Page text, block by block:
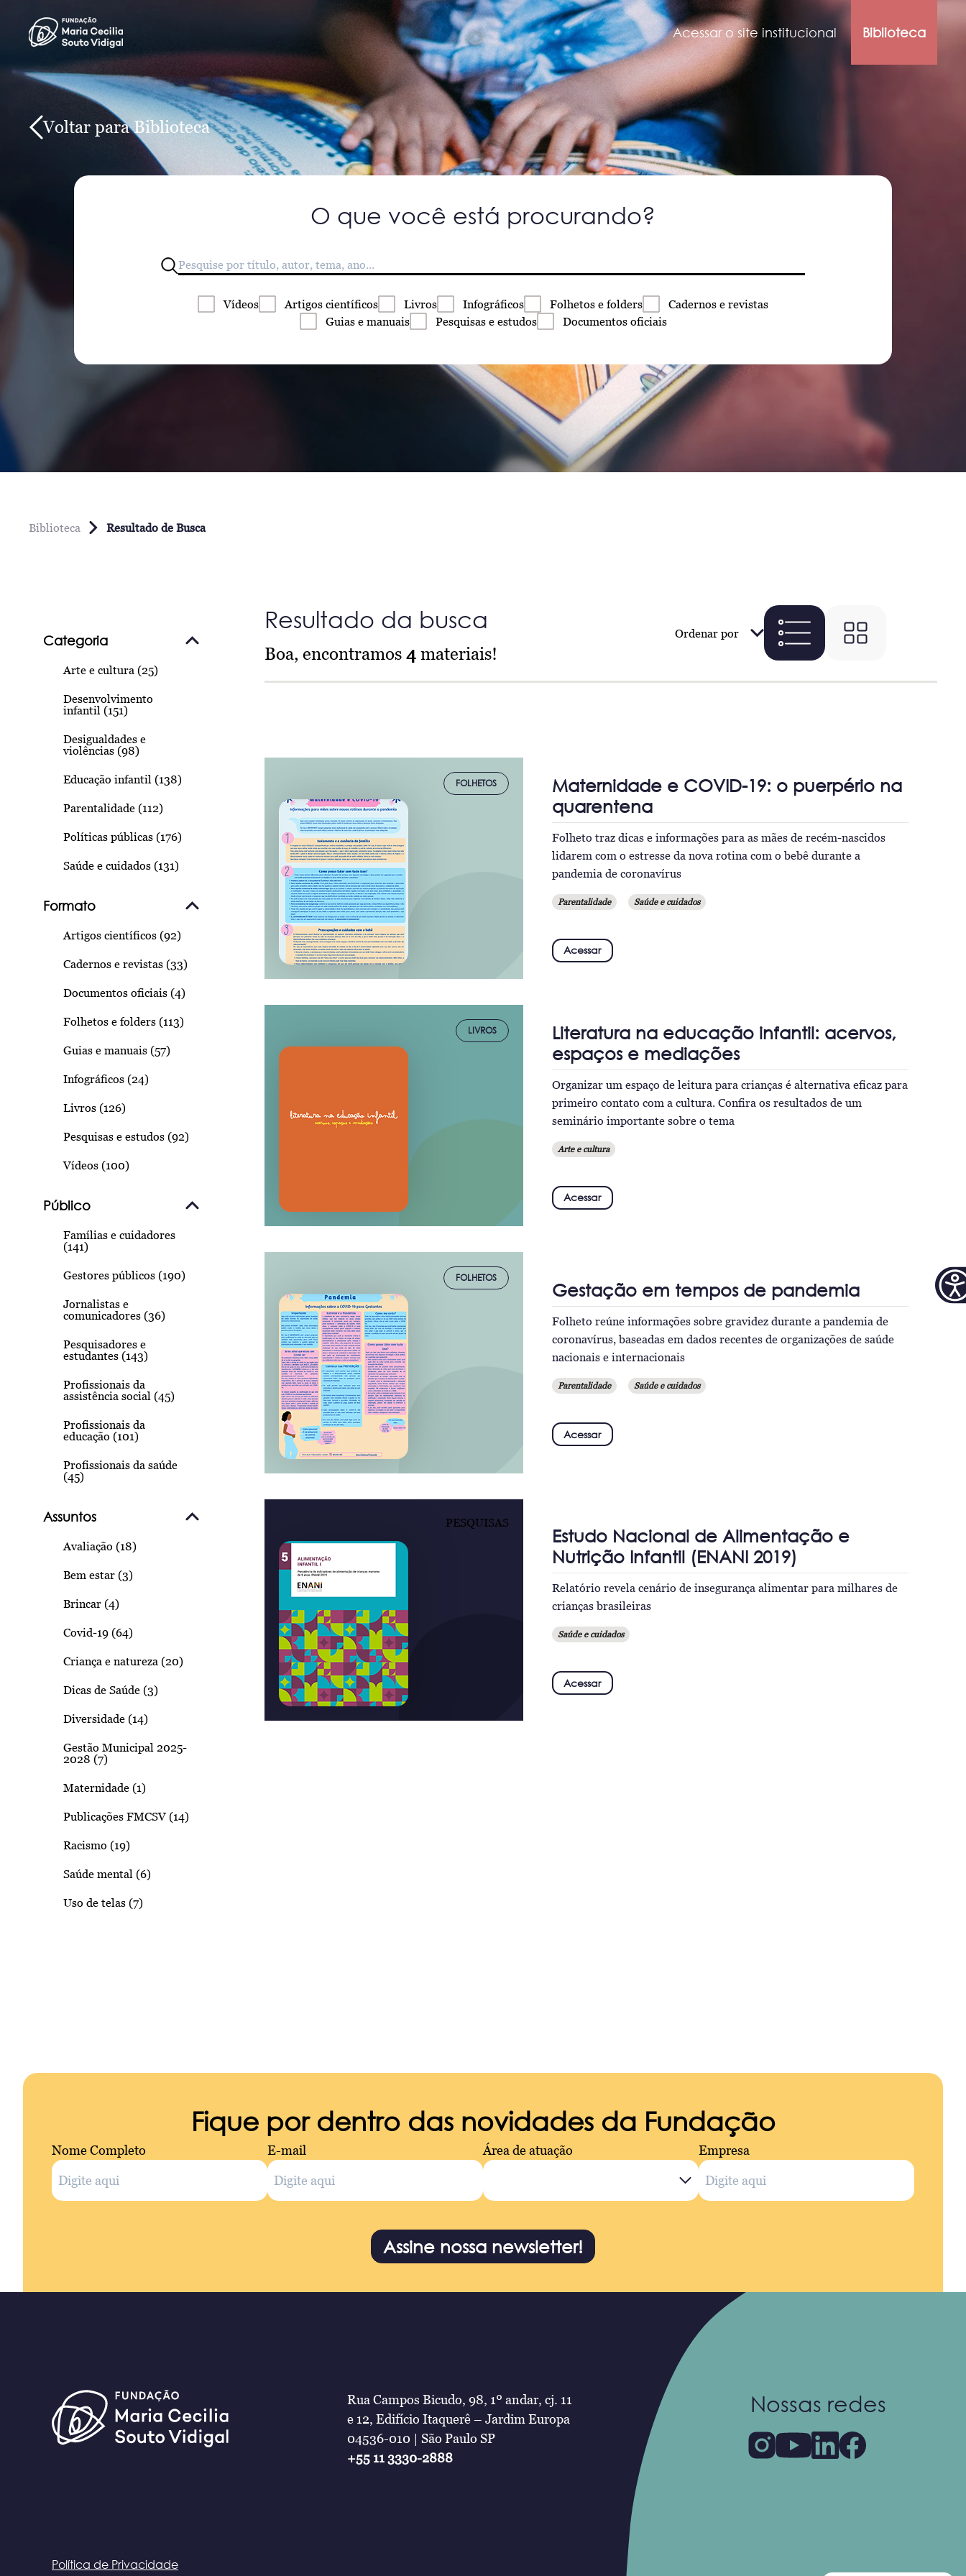
Acessar o site institucional Biblioteca
Voltar para Biblioteca
O que você está procurando?
Vídeos Artigos científicos Livros Infográficos Folhetos e folders Cadernos e revistas
Guias e manuais Pesquisas e estudos Documentos oficiais
Biblioteca Resultado de Busca
Categoria
Arte e cultura (25)
Desenvolvimento
infantil (151)
Desigualdades e
violências (98)
Educação infantil (138)
Parentalidade (112)
Políticas públicas (176)
Saúde e cuidados (131)
Formato
Artigos científicos (92)
Cadernos e revistas (33)
Documentos oficiais (4)
Folhetos e folders (113)
Guias e manuais (57)
Infográficos (24)
Livros (126)
Pesquisas e estudos (92)
Vídeos (100)
Público
Famílias e cuidadores
(141)
Gestores públicos (190)
Jornalistas e
comunicadores (36)
Pesquisadores e
estudantes (143)
Profissionais da
assistência social (45)
Profissionais da
educação (101)
Profissionais da saúde
(45)
Assuntos
Avaliação (18)
Bem estar (3)
Brincar (4)
Covid-19 (64)
Criança e natureza (20)
Dicas de Saúde (3)
Diversidade (14)
Gestão Municipal 2025-
2028 (7)
Maternidade (1)
Publicações FMCSV (14)
Racismo (19)
Saúde mental (6)
Uso de telas (7)
Resultado da busca
Boa, encontramos 4materiais!
Ordenar por
FOLHETOS
Maternidade e COVID-19: o puerpério na
quarentena
Folheto traz dicas e informações para as mães de recém-nascidos
lidarem com o estresse da nova rotina com o bebê durante a
pandemia de coronavírus
Parentalidade Saúde e cuidados
Acessar
LIVROS
Literatura na educação infantil: acervos,
espaços e mediações
Organizar um espaço de leitura para crianças é alternativa eficaz para
primeiro contato com a cultura. Confira os resultados de um
seminário importante sobre o tema
Arte e cultura
Acessar
FOLHETOS
Gestação em tempos de pandemia
Folheto reúne informações sobre gravidez durante a pandemia de
coronavírus, baseadas em dados recentes de organizações de saúde
nacionais e internacionais
Parentalidade Saúde e cuidados
Acessar
PESQUISAS
Estudo Nacional de Alimentação e
Nutrição Infantil (ENANI 2019)
Relatório revela cenário de insegurança alimentar para milhares de
crianças brasileiras
Saúde e cuidados
Acessar
Fique por dentro das novidades da Fundação
Nome Completo E-mail Área de atuação Empresa
Assine nossa newsletter!
Rua Campos Bicudo, 98, 1º andar, cj. 11
e 12, Edifício Itaquerê – Jardim Europa
04536-010 | São Paulo SP
+55 11 3330-2888
Nossas redes
Política de Privacidade